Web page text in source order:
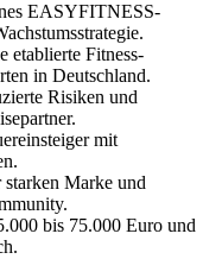
EASYFITNESS-
etablierte Fitness-
in Deutschland.
Risiken und
mit
Marke und
bis 75.000 Euro und